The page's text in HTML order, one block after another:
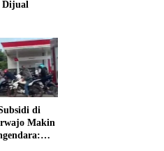
Dijual
di
Makin